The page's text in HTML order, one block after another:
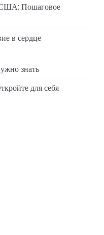
США: Пошаговое
в сердце
знать
для себя